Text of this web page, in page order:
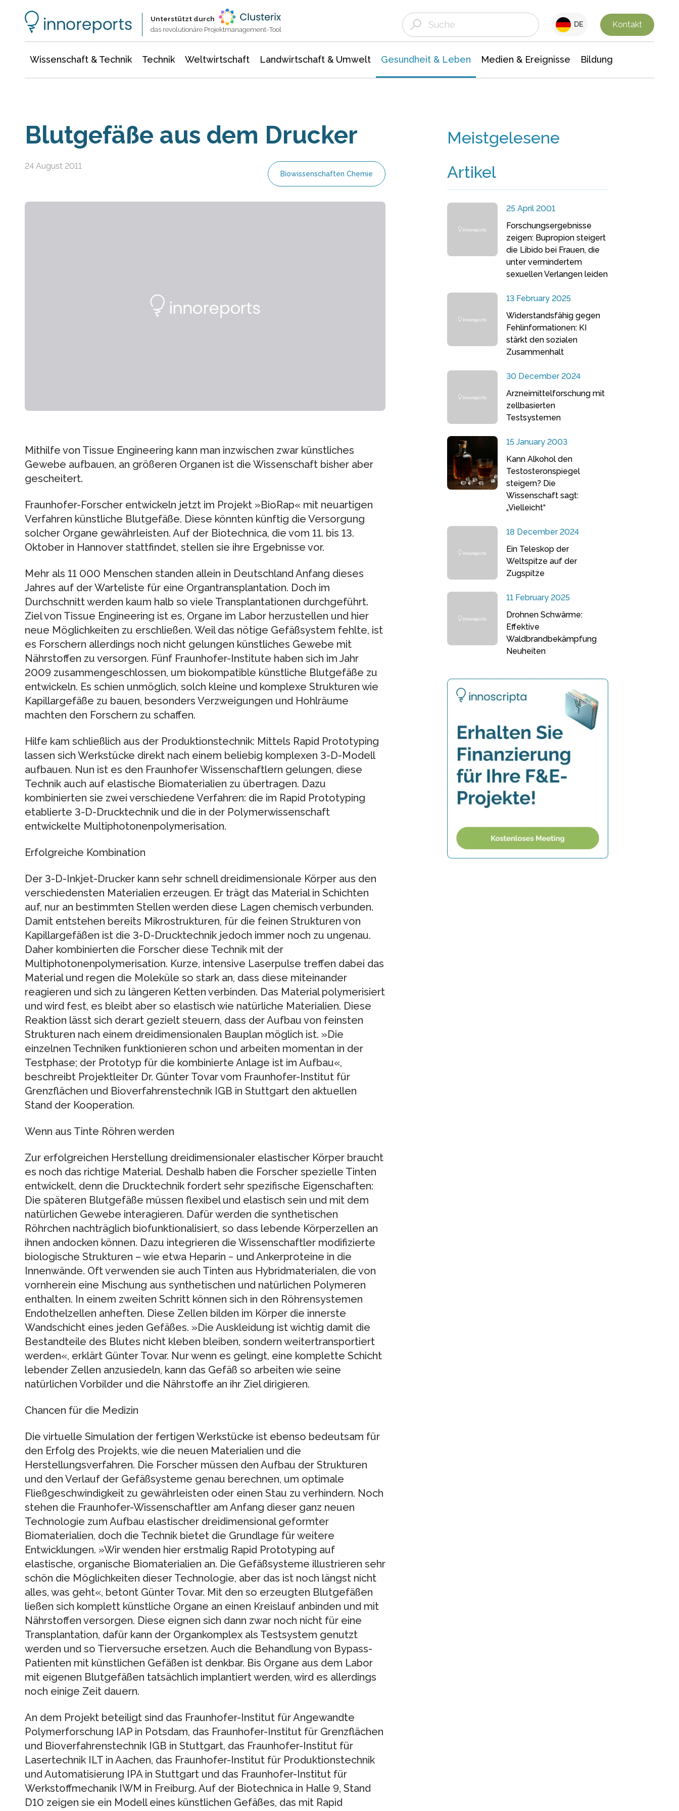
Unterstützt durch
das revolutionäre Projektmanagement-Tool
DE Kontakt
Wissenschaft & Technik Technik Weltwirtschaft Landwirtschaft & Umwelt Gesundheit & Leben Medien & Ereignisse Bildung
Blutgefäße aus dem Drucker
24 August 2011
Biowissenschaften Chemie
Mithilfe von Tissue Engineering kann man inzwischen zwar künstliches
Gewebe aufbauen, an größeren Organen ist die Wissenschaft bisher aber
gescheitert.
Fraunhofer-Forscher entwickeln jetzt im Projekt »BioRap« mit neuartigen
Verfahren künstliche Blutgefäße. Diese könnten künftig die Versorgung
solcher Organe gewährleisten. Auf der Biotechnica, die vom 11. bis 13.
Oktober in Hannover stattfindet, stellen sie ihre Ergebnisse vor.
Mehr als 11 000 Menschen standen allein in Deutschland Anfang dieses
Jahres auf der Warteliste für eine Organtransplantation. Doch im
Durchschnitt werden kaum halb so viele Transplantationen durchgeführt.
Ziel von Tissue Engineering ist es, Organe im Labor herzustellen und hier
neue Möglichkeiten zu erschließen. Weil das nötige Gefäßsystem fehlte, ist
es Forschern allerdings noch nicht gelungen künstliches Gewebe mit
Nährstoffen zu versorgen. Fünf Fraunhofer-Institute haben sich im Jahr
2009 zusammengeschlossen, um biokompatible künstliche Blutgefäße zu
entwickeln. Es schien unmöglich, solch kleine und komplexe Strukturen wie
Kapillargefäße zu bauen, besonders Verzweigungen und Hohlräume
machten den Forschern zu schaffen.
Hilfe kam schließlich aus der Produktionstechnik: Mittels Rapid Prototyping
lassen sich Werkstücke direkt nach einem beliebig komplexen 3-D-Modell
aufbauen. Nun ist es den Fraunhofer Wissenschaftlern gelungen, diese
Technik auch auf elastische Biomaterialien zu übertragen. Dazu
kombinierten sie zwei verschiedene Verfahren: die im Rapid Prototyping
etablierte 3-D-Drucktechnik und die in der Polymerwissenschaft
entwickelte Multiphotonenpolymerisation.
Erfolgreiche Kombination
Der 3-D-Inkjet-Drucker kann sehr schnell dreidimensionale Körper aus den
verschiedensten Materialien erzeugen. Er trägt das Material in Schichten
auf, nur an bestimmten Stellen werden diese Lagen chemisch verbunden.
Damit entstehen bereits Mikrostrukturen, für die feinen Strukturen von
Kapillargefäßen ist die 3-D-Drucktechnik jedoch immer noch zu ungenau.
Daher kombinierten die Forscher diese Technik mit der
Multiphotonenpolymerisation. Kurze, intensive Laserpulse treffen dabei das
Material und regen die Moleküle so stark an, dass diese miteinander
reagieren und sich zu längeren Ketten verbinden. Das Material polymerisiert
und wird fest, es bleibt aber so elastisch wie natürliche Materialien. Diese
Reaktion lässt sich derart gezielt steuern, dass der Aufbau von feinsten
Strukturen nach einem dreidimensionalen Bauplan möglich ist. »Die
einzelnen Techniken funktionieren schon und arbeiten momentan in der
Testphase; der Prototyp für die kombinierte Anlage ist im Aufbau«,
beschreibt Projektleiter Dr. Günter Tovar vom Fraunhofer-Institut für
Grenzflächen und Bioverfahrenstechnik IGB in Stuttgart den aktuellen
Stand der Kooperation.
Wenn aus Tinte Röhren werden
Zur erfolgreichen Herstellung dreidimensionaler elastischer Körper braucht
es noch das richtige Material. Deshalb haben die Forscher spezielle Tinten
entwickelt, denn die Drucktechnik fordert sehr spezifische Eigenschaften:
Die späteren Blutgefäße müssen flexibel und elastisch sein und mit dem
natürlichen Gewebe interagieren. Dafür werden die synthetischen
Röhrchen nachträglich biofunktionalisiert, so dass lebende Körperzellen an
ihnen andocken können. Dazu integrieren die Wissenschaftler modifizierte
biologische Strukturen – wie etwa Heparin − und Ankerproteine in die
Innenwände. Oft verwenden sie auch Tinten aus Hybridmaterialen, die von
vornherein eine Mischung aus synthetischen und natürlichen Polymeren
enthalten. In einem zweiten Schritt können sich in den Röhrensystemen
Endothelzellen anheften. Diese Zellen bilden im Körper die innerste
Wandschicht eines jeden Gefäßes. »Die Auskleidung ist wichtig damit die
Bestandteile des Blutes nicht kleben bleiben, sondern weitertransportiert
werden«, erklärt Günter Tovar. Nur wenn es gelingt, eine komplette Schicht
lebender Zellen anzusiedeln, kann das Gefäß so arbeiten wie seine
natürlichen Vorbilder und die Nährstoffe an ihr Ziel dirigieren.
Chancen für die Medizin
Die virtuelle Simulation der fertigen Werkstücke ist ebenso bedeutsam für
den Erfolg des Projekts, wie die neuen Materialien und die
Herstellungsverfahren. Die Forscher müssen den Aufbau der Strukturen
und den Verlauf der Gefäßsysteme genau berechnen, um optimale
Fließgeschwindigkeit zu gewährleisten oder einen Stau zu verhindern. Noch
stehen die Fraunhofer-Wissenschaftler am Anfang dieser ganz neuen
Technologie zum Aufbau elastischer dreidimensional geformter
Biomaterialien, doch die Technik bietet die Grundlage für weitere
Entwicklungen. »Wir wenden hier erstmalig Rapid Prototyping auf
elastische, organische Biomaterialien an. Die Gefäßsysteme illustrieren sehr
schön die Möglichkeiten dieser Technologie, aber das ist noch längst nicht
alles, was geht«, betont Günter Tovar. Mit den so erzeugten Blutgefäßen
ließen sich komplett künstliche Organe an einen Kreislauf anbinden und mit
Nährstoffen versorgen. Diese eignen sich dann zwar noch nicht für eine
Transplantation, dafür kann der Organkomplex als Testsystem genutzt
werden und so Tierversuche ersetzen. Auch die Behandlung von Bypass-
Patienten mit künstlichen Gefäßen ist denkbar. Bis Organe aus dem Labor
mit eigenen Blutgefäßen tatsächlich implantiert werden, wird es allerdings
noch einige Zeit dauern.
An dem Projekt beteiligt sind das Fraunhofer-Institut für Angewandte
Polymerforschung IAP in Potsdam, das Fraunhofer-Institut für Grenzflächen
und Bioverfahrenstechnik IGB in Stuttgart, das Fraunhofer-Institut für
Lasertechnik ILT in Aachen, das Fraunhofer-Institut für Produktionstechnik
und Automatisierung IPA in Stuttgart und das Fraunhofer-Institut für
Werkstoffmechanik IWM in Freiburg. Auf der Biotechnica in Halle 9, Stand
D10 zeigen sie ein Modell eines künstlichen Gefäßes, das mit Rapid
Meistgelesene
Artikel
25 April 2001
Forschungsergebnisse
zeigen: Bupropion steigert
die Libido bei Frauen, die
unter vermindertem
sexuellen Verlangen leiden
13 February 2025
Widerstandsfähig gegen
Fehlinformationen: KI
stärkt den sozialen
Zusammenhalt
30 December 2024
Arzneimittelforschung mit
zellbasierten
Testsystemen
15 January 2003
Kann Alkohol den
Testosteronspiegel
steigern? Die
Wissenschaft sagt:
„Vielleicht“
18 December 2024
Ein Teleskop der
Weltspitze auf der
Zugspitze
11 February 2025
Drohnen Schwärme:
Effektive
Waldbrandbekämpfung
Neuheiten